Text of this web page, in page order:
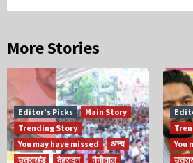
More Stories
Editor’s Picks
Main Story
Trending Story
You may have missed
अन्य
उत्तराखंड
देहरादून नैनीताल
You